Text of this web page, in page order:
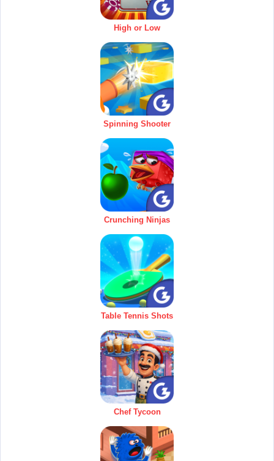
High or Low
Spinning Shooter
Crunching Ninjas
Table Tennis Shots
Chef Tycoon